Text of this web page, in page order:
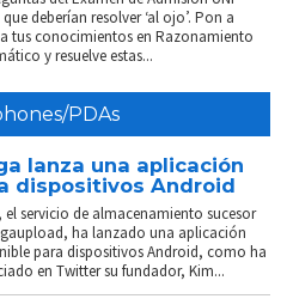
que deberían resolver ‘al ojo’. Pon a
tus conocimientos en Razonamiento
y resuelve estas...
PDAs
lanza una aplicación
dispositivos Android
el servicio de almacenamiento sucesor
ha lanzado una aplicación
para dispositivos Android, como ha
en Twitter su fundador, Kim...